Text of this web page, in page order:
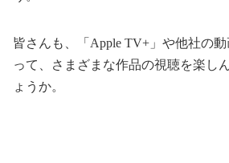
皆さんも、「Apple TV+」や他社の
って、さまざまな作品の視聴を楽し
ょうか。